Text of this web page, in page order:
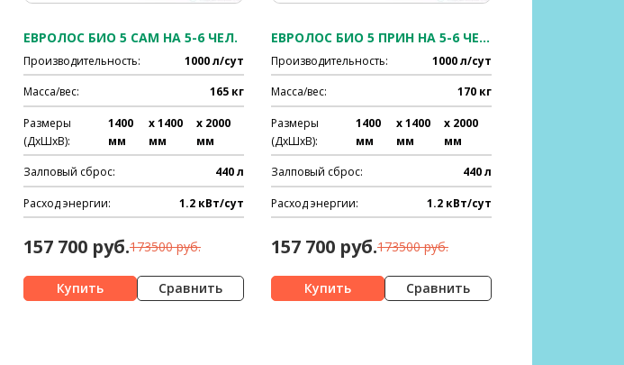
ЕВРОЛОС БИО 5 САМ НА 5-6 ЧЕЛ.
Производительность: 1000 л/сут
Масса/вес: 165 кг
Размеры
(ДхШхВ):
1400
мм
x 1400
мм
x 2000
мм
Залповый сброс: 440 л
Расход энергии: 1.2 кВт/сут
157 700 руб.173500 руб.
Сравнить
ЕВРОЛОС БИО 5 ПРИН НА 5-6 ЧЕЛ.
Производительность: 1000 л/сут
Масса/вес: 170 кг
Размеры
(ДхШхВ):
1400
мм
x 1400
мм
x 2000
мм
Залповый сброс: 440 л
Расход энергии: 1.2 кВт/сут
157 700 руб.173500 руб.
Сравнить